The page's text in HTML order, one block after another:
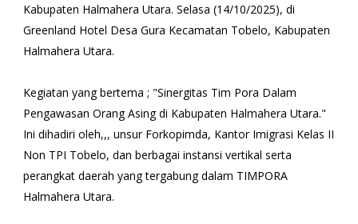
Kabupaten Halmahera Utara. Selasa (14/10/2025), di
Greenland Hotel Desa Gura Kecamatan Tobelo, Kabupaten
Halmahera Utara.
Kegiatan yang bertema ; "Sinergitas Tim Pora Dalam
Pengawasan Orang Asing di Kabupaten Halmahera Utara."
Ini dihadiri oleh,,, unsur Forkopimda, Kantor Imigrasi Kelas II
Non TPI Tobelo, dan berbagai instansi vertikal serta
perangkat daerah yang tergabung dalam TIMPORA
Halmahera Utara.